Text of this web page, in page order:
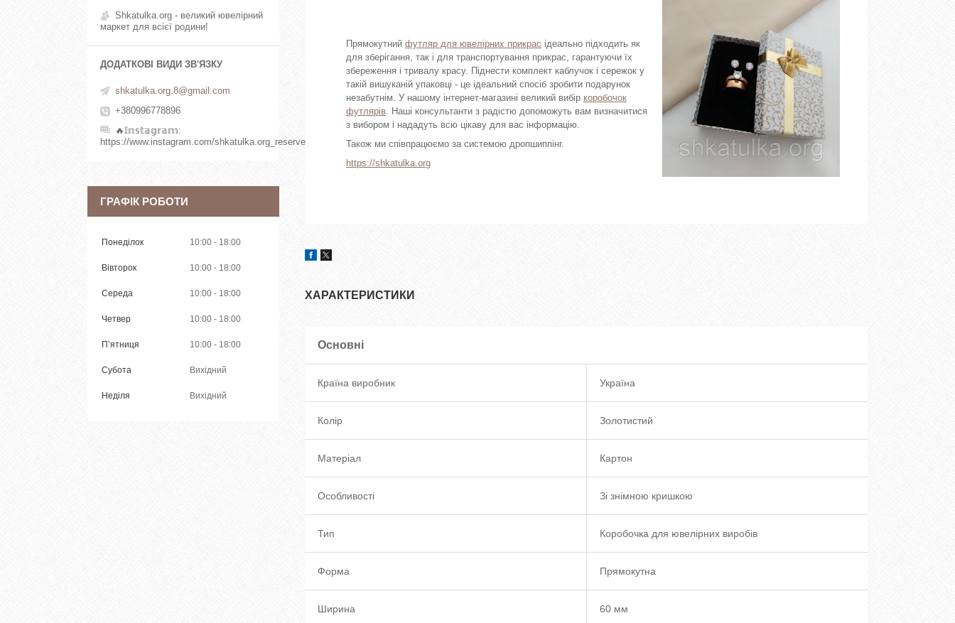
Прямокутний футляр для ювелірних прикрас ідеально підходить як
для зберігання, так і для транспортування прикрас, гарантуючи їх
збереження і тривалу красу. Піднести комплект каблучок і сережок у
такій вишуканій упаковці - це ідеальний спосіб зробити подарунок
незабутнім. У нашому інтернет-магазині великий вибір коробочок
футлярів . Наші консультанти з радістю допоможуть вам визначитися
з вибором і нададуть всю цікаву для вас інформацію.
Також ми співпрацюємо за системою дропшиппінг.
https://shkatulka.org
ХАРАКТЕРИСТИКИ
Основні
Країна виробник Україна
Колір Золотистий
Матеріал Картон
Особливості Зі знімною кришкою
Тип Коробочка для ювелірних виробів
Форма Прямокутна
Ширина 60 мм
Shkatulka.org - великий ювелірний
маркет для всієї родини!
shkatulka.org.8@gmail.com
+380996778896
🔥𝕀𝕟𝕤𝕥𝕒𝕘𝕣𝕒𝕞
https://www.instagram.com/shkatulka.org_reserve
ГРАФІК РОБОТИ
Понеділок 10:00 18:00
Вівторок 10:00 18:00
Середа 10:00 18:00
Четвер 10:00 18:00
Пʼятниця 10:00 18:00
Субота Вихідний
Неділя Вихідний